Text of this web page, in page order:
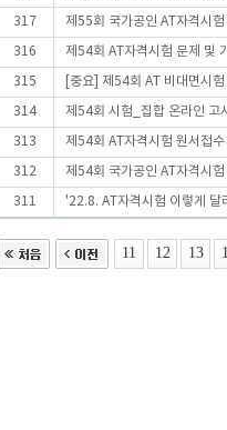
317 제55회 국가공인 AT자격시
316 제54회 AT자격시험 문제 및
315 [중요] 제54회 AT 비대면시
314 제54회 시험_집합 온라인 고
313 제54회 AT자격시험 원서접
312 제54회 국가공인 AT자격시
311 '22.8. AT자격시험 이렇게 달
11 12 13